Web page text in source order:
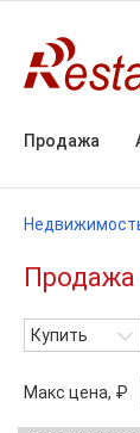
Продажа
Продажа
Купить
Макс цена, ₽